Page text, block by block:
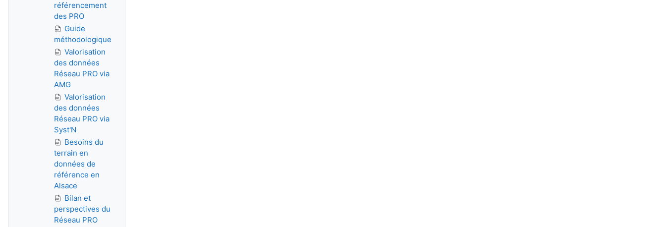
référencement
des PRO
Guide
méthodologique
Valorisation
des données
Réseau PRO via
AMG
Valorisation
des données
Réseau PRO via
Syst'N
Besoins du
terrain en
données de
référence en
Alsace
Bilan et
perspectives du
Réseau PRO